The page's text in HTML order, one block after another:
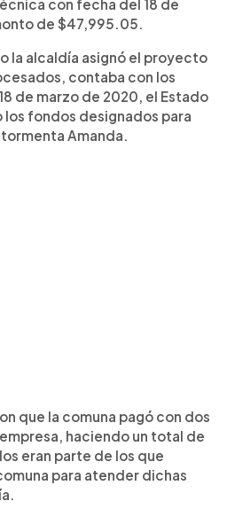
con fecha del 18 de
de $47,995.05.
la alcaldía asignó el proyecto
contaba con los
de marzo de 2020, el Estado
los fondos designados para
Amanda.
que la comuna pagó con dos
haciendo un total de
eran parte de los que
para atender dichas